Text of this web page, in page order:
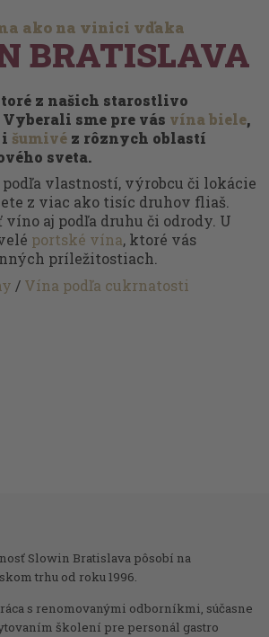
ako na vinici vďaka
BRATISLAVA
z našich starostlivo
sme pre vás vína biele,
i šumivé z rôznych oblastí
sveta.
podľa vlastností, výrobcu či lokácie
z viac ako tisíc druhov fliaš.
víno aj podľa druhu či odrody. U
portské vína, ktoré vás
príležitostiach.
/ Vína podľa cukrnatosti
Slowin Bratislava pôsobí na
trhu od roku 1996.
s renomovanými odborníkmi, súčasne
školení pre personál gastro